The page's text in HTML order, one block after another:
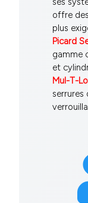
offre
plus
Picard
gamme
et
Mul-T-
serrures